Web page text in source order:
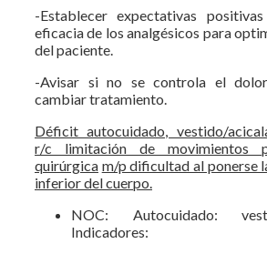
-Establecer expectativas
eficacia de los analgésicos para
del paciente.
-Avisar si no se controla el
cambiar tratamiento.
Déficit autocuidado, vestido/
r/c limitación de movimientos
quirúrgica m/p dificultad al ponerse
inferior del cuerpo.
NOC: Autocuidado:
Indicadores: